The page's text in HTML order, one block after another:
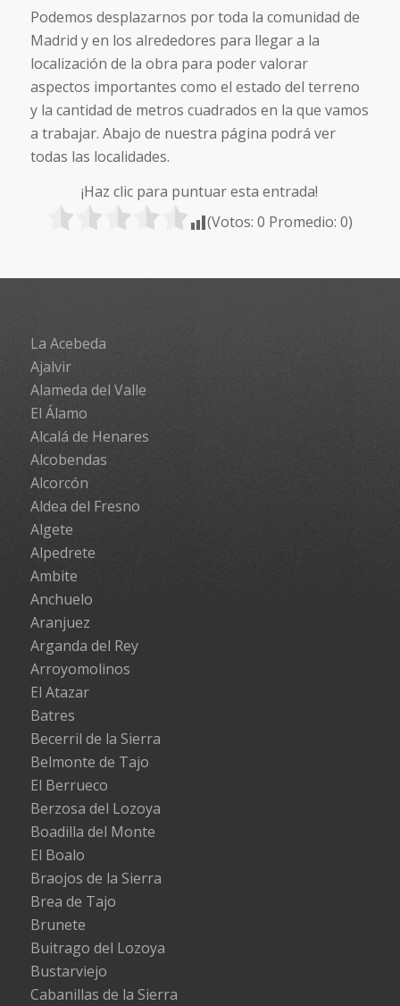
Podemos desplazarnos por toda la comunidad de
Madrid y en los alrededores para llegar a la
localización de la obra para poder valorar
aspectos importantes como el estado del terreno
y la cantidad de metros cuadrados en la que vamos
a trabajar. Abajo de nuestra página podrá ver
todas las localidades.
¡Haz clic para puntuar esta entrada!
(Votos:0 Promedio:0)
La Acebeda
Ajalvir
Alameda del Valle
El Álamo
Alcalá de Henares
Alcobendas
Alcorcón
Aldea del Fresno
Algete
Alpedrete
Ambite
Anchuelo
Aranjuez
Arganda del Rey
Arroyomolinos
El Atazar
Batres
Becerril de la Sierra
Belmonte de Tajo
El Berrueco
Berzosa del Lozoya
Boadilla del Monte
El Boalo
Braojos de la Sierra
Brea de Tajo
Brunete
Buitrago del Lozoya
Bustarviejo
Cabanillas de la Sierra